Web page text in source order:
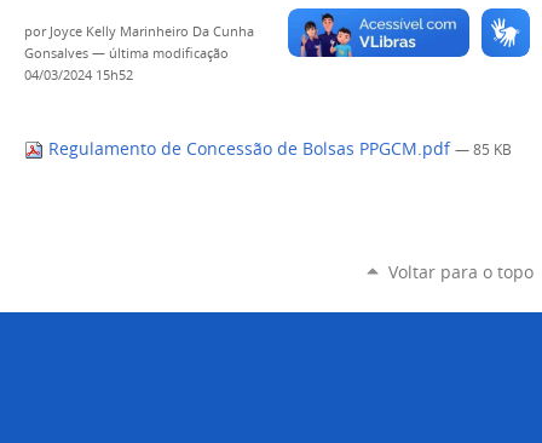
por Joyce Kelly Marinheiro Da Cunha
Gonsalves — última modificação
04/03/2024 15h52
Regulamento de Concessão de Bolsas PPGCM.pdf — 85 KB
Voltar para o topo